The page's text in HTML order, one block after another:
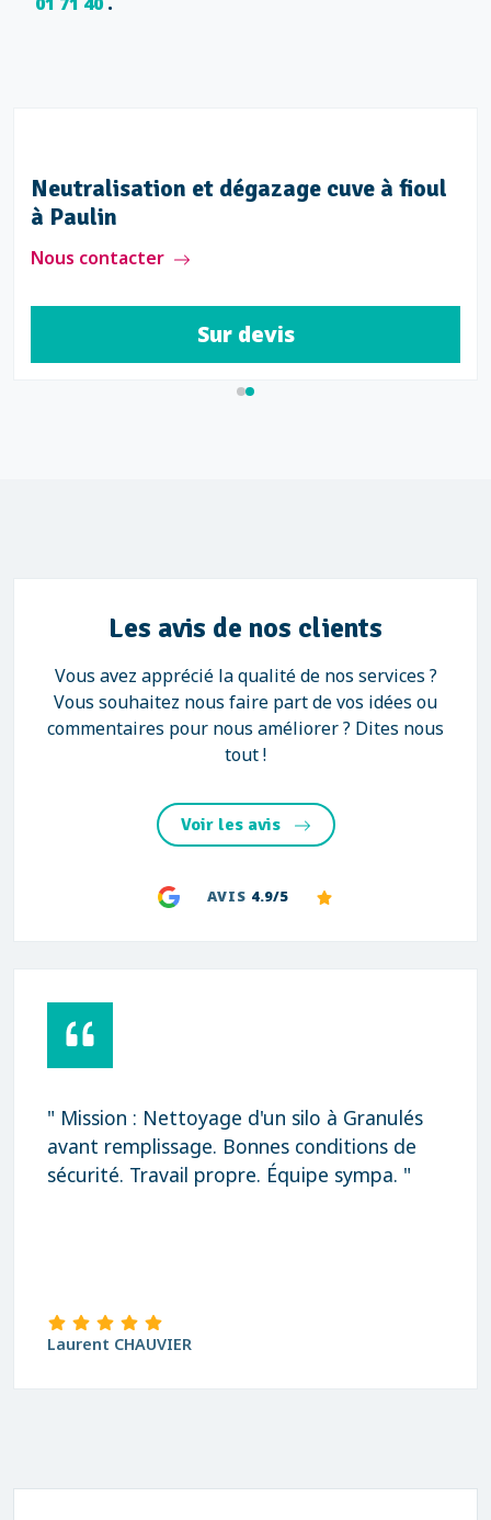
Neutralisation et dégazage cuve à fioul
à Paulin
Nous contacter
Sur devis
Les avis de nos clients
Vous avez apprécié la qualité de nos services ?
Vous souhaitez nous faire part de vos idées ou
commentaires pour nous améliorer ? Dites nous
tout !
Voir les avis
AVIS 4.9/5
" Mission : Nettoyage d'un silo à Granulés
avant remplissage. Bonnes conditions de
sécurité. Travail propre. Équipe sympa. "
Laurent CHAUVIER